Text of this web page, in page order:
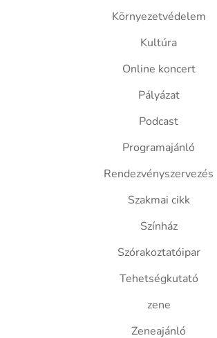
Környezetvédelem
Kultúra
Online koncert
Pályázat
Podcast
Programajánló
Rendezvényszervezés
Szakmai cikk
Színház
Szórakoztatóipar
Tehetségkutató
zene
Zeneajánló